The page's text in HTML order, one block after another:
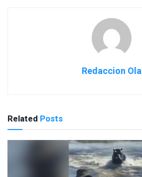
Redaccion Ola
Related Posts